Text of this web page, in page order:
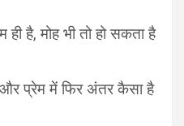
है, मोह भी तो हो सकता है
प्रेम में फिर अंतर कैसा है